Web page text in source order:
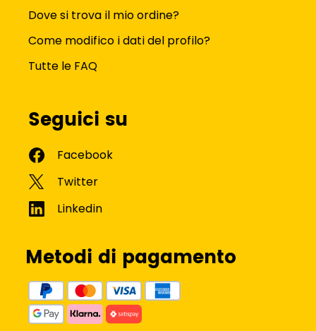
Dove si trova il mio ordine?
Come modifico i dati del profilo?
Tutte le FAQ
Seguici su
Metodi di pagamento